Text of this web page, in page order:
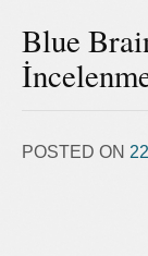
Blue
POSTED ON